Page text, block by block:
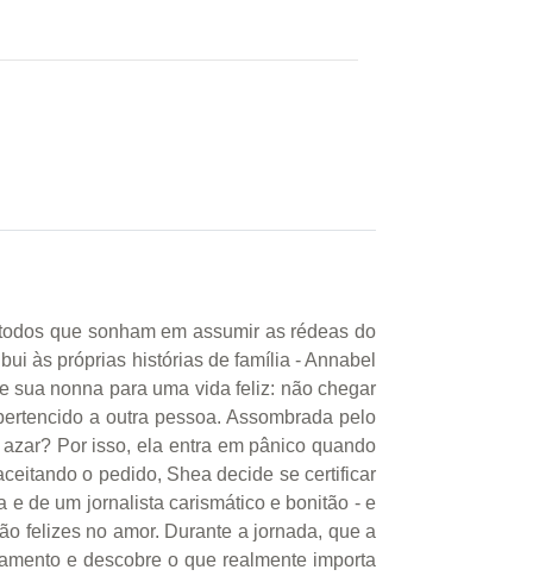
que sonham em assumir as rédeas do
às próprias histórias de família - Annabel
sua nonna para uma vida feliz: não chegar
a outra pessoa. Assombrada pelo
Por isso, ela entra em pânico quando
o pedido, Shea decide se certificar
e de um jornalista carismático e bonitão - e
felizes no amor. Durante a jornada, que a
e descobre o que realmente importa